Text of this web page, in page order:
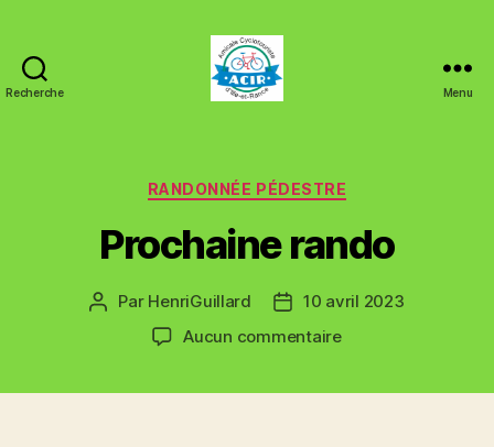
Recherche Menu
Catégories
RANDONNÉE PÉDESTRE
Prochaine rando
Auteur
Par HenriGuillard
Date10 avril 2023
Aucun commentairesur